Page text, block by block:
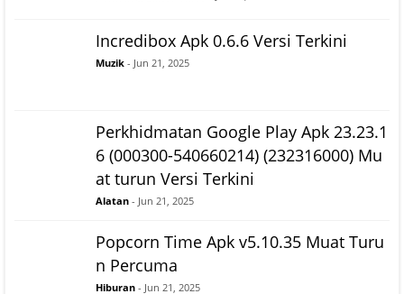
Incredibox Apk 0.6.6 Versi Terkini
Muzik - Jun 21, 2025
Perkhidmatan Google Play Apk 23.23.1
6 (000300-540660214) (232316000) Mu
at turun Versi Terkini
Alatan - Jun 21, 2025
Popcorn Time Apk v5.10.35 Muat Turu
n Percuma
Hiburan - Jun 21, 2025